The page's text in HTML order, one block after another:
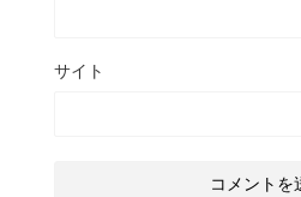
サイト